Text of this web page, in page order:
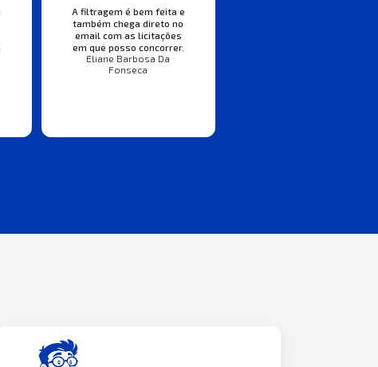
A filtragem é bem feita e
também chega direto no
email com as licitações
em que posso concorrer.
Eliane Barbosa Da
Fonseca